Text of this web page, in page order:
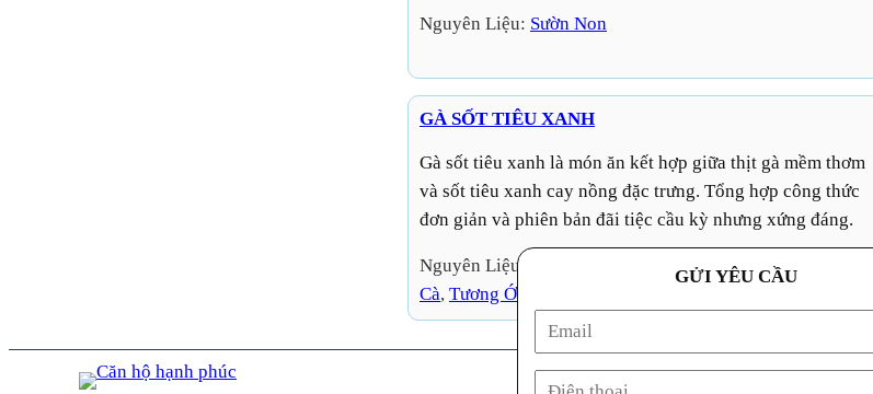
Nguyên Liệu: Sườn Non
GÀ SỐT TIÊU XANH
Gà sốt tiêu xanh là món ăn kết hợp giữa thịt gà mềm thơm
và sốt tiêu xanh cay nồng đặc trưng. Tổng hợp công thức
đơn giản và phiên bản đãi tiệc cầu kỳ nhưng xứng đáng.
Nguyên Liệu: Gà Nguyên Con, Tiêu Xanh
Cà, Tương Ớt
GỬI YÊU CẦU